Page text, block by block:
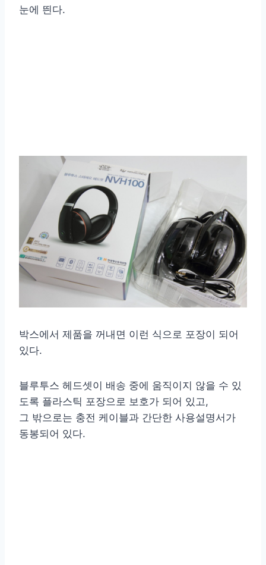
눈에 띈다.
박스에서 제품을 꺼내면 이런 식으로 포장이 되어
있다.
블루투스 헤드셋이 배송 중에 움직이지 않을 수 있
도록 플라스틱 포장으로 보호가 되어 있고,
그 밖으로는 충전 케이블과 간단한 사용설명서가
동봉되어 있다.